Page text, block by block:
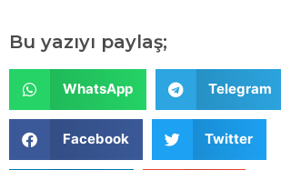
Bu yazıyı paylaş;
WhatsApp Telegram
Facebook Twitter